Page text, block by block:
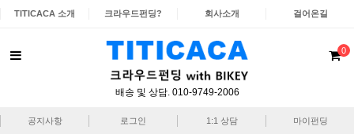
TITICACA 소개 크라우드펀딩? 회사소개 걸어온길
배송 및 상담. 010-9749-2006
0
공지사항 로그인 1:1 상담 마이펀딩